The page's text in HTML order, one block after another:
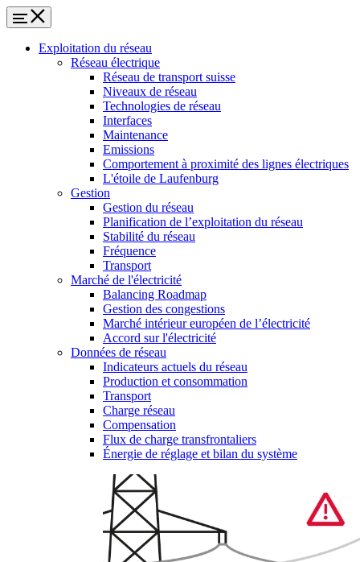
Exploitation du réseau
Réseau électrique
Réseau de transport suisse
Niveaux de réseau
Technologies de réseau
Interfaces
Maintenance
Emissions
Comportement à proximité des lignes électriques
L'étoile de Laufenburg
Gestion
Gestion du réseau
Planification de l’exploitation du réseau
Stabilité du réseau
Fréquence
Transport
Marché de l'électricité
Balancing Roadmap
Gestion des congestions
Marché intérieur européen de l’électricité
Accord sur l'électricité
Données de réseau
Indicateurs actuels du réseau
Production et consommation
Transport
Charge réseau
Compensation
Flux de charge transfrontaliers
Énergie de réglage et bilan du système